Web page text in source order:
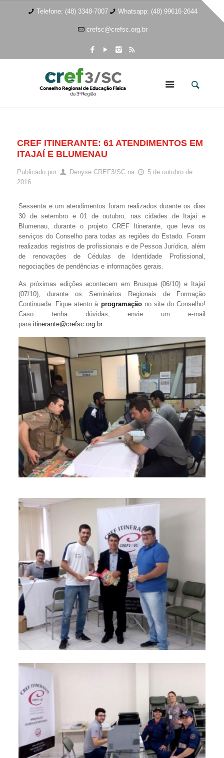
Telefone: (48) 3348-7007 Whatsapp: (48) 99616-2644
crefsc@crefsc.org.br
CREF ITINERANTE: 61 ATENDIMENTOS EM
ITAJAÍ E BLUMENAU
Publicado por Denyse CREF3/SC na
5 de outubro de
2016
Sessenta e um atendimentos foram realizados durante os dias
30 de setembro e 01 de outubro, nas cidades de Itajaí e
Blumenau, durante o projeto CREF Itinerante, que leva os
serviços do Conselho para todas as regiões do Estado. Foram
realizados registros de profissionais e de Pessoa Jurídica, além
de renovações de Cédulas de Identidade Profissional,
negociações de pendências e informações gerais.
As próximas edições acontecem em Brusque (06/10) e Itajaí
(07/10), durante os Seminários Regionais de Formação
Continuada. Fique atento à programaçãono site do Conselho!
Caso tenha dúvidas, envie um e-mail
paraitinerante@crefsc.org.br.